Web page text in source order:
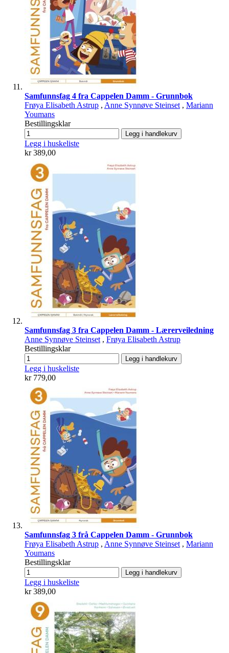
Samfunnsfag 4 fra Cappelen Damm - Grunnbok
Frøya Elisabeth Astrup , Anne Synnøve Steinset , Mariann
Youmans
Bestillingsklar
Legg i handlekurv
Legg i huskeliste
kr 389,00
Samfunnsfag 3 fra Cappelen Damm - Lærerveiledning
Anne Synnøve Steinset , Frøya Elisabeth Astrup
Bestillingsklar
Legg i handlekurv
Legg i huskeliste
kr 779,00
Samfunnsfag 3 frå Cappelen Damm - Grunnbok
Frøya Elisabeth Astrup , Anne Synnøve Steinset , Mariann
Youmans
Bestillingsklar
Legg i handlekurv
Legg i huskeliste
kr 389,00